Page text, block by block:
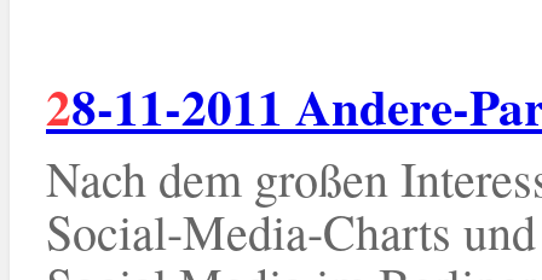
28-11-2011 Andere-
Nach dem großen
Social-Media-Charts